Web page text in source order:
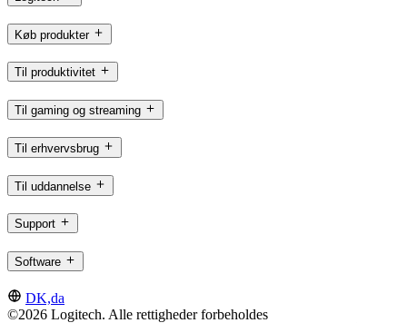
Køb produkter
Til produktivitet
Til gaming og streaming
Til erhvervsbrug
Til uddannelse
Support
Software
DK,da
©2026 Logitech. Alle rettigheder forbeholdes